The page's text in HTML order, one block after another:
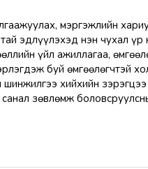
мэргэжлийн
эдлүүлэхэд нэн чухал үр
үйл ажиллагаа,
буй өмгөөлөгчтэй
хийхийн
зөвлөмж